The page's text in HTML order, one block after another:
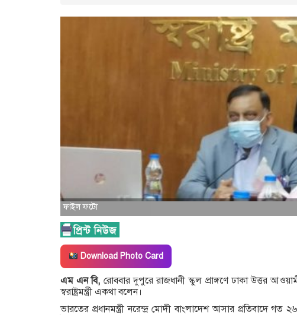
ফাইল ফটো
Download Photo Card
এম এন বি, রোববার দুপুরে রাজধানী স্কুল প্রাঙ্গণে ঢাকা উত্তর
স্বরাষ্ট্রমন্ত্রী একথা বলেন।
ভারতের প্রধানমন্ত্রী নরেন্দ্র মোদী বাংলাদেশ আসার প্রতিবাদে গত